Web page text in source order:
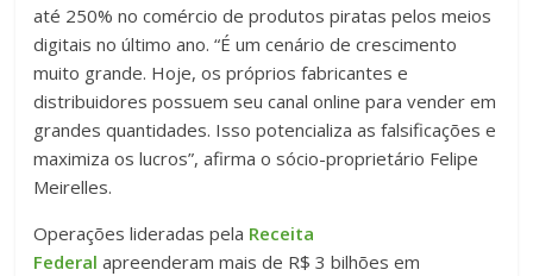
até 250% no comércio de produtos piratas pelos meios
digitais no último ano. “É um cenário de crescimento
muito grande. Hoje, os próprios fabricantes e
distribuidores possuem seu canal online para vender em
grandes quantidades. Isso potencializa as falsificações e
maximiza os lucros”, afirma o sócio-proprietário Felipe
Meirelles.
Operações lideradas pela Receita
Federal apreenderam mais de R$ 3 bilhões em